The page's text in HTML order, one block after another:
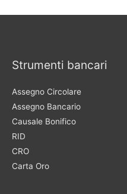
Strumenti bancari
Assegno Circolare
Assegno Bancario
Causale Bonifico
RID
CRO
Carta Oro